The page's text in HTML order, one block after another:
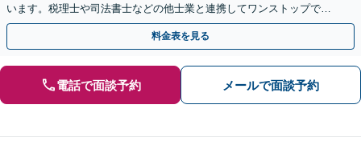
います。税理士や司法書士などの他士業と連携してワンストップでの
解決が可能です。ぜひご相談ください。
料金表を見る
電話で面談予約 メールで面談予約